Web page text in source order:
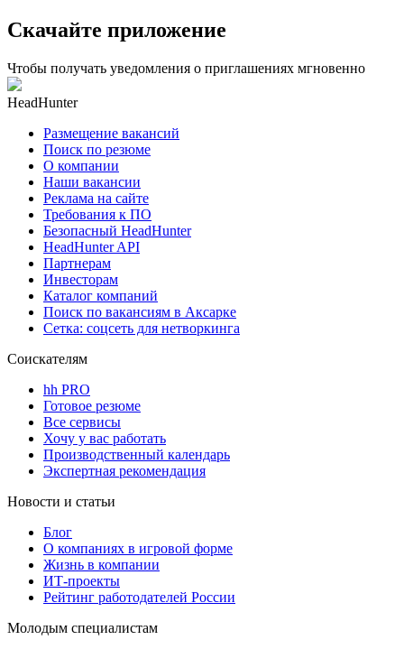
Скачайте приложение
Чтобы получать уведомления о приглашениях мгновенно
HeadHunter
Размещение вакансий
Поиск по резюме
О компании
Наши вакансии
Реклама на сайте
Требования к ПО
Безопасный HeadHunter
HeadHunter API
Партнерам
Инвесторам
Каталог компаний
Поиск по вакансиям в Аксарке
Сетка: соцсеть для нетворкинга
Соискателям
hh PRO
Готовое резюме
Все сервисы
Хочу у вас работать
Производственный календарь
Экспертная рекомендация
Новости и статьи
Блог
О компаниях в игровой форме
Жизнь в компании
ИТ-проекты
Рейтинг работодателей России
Молодым специалистам